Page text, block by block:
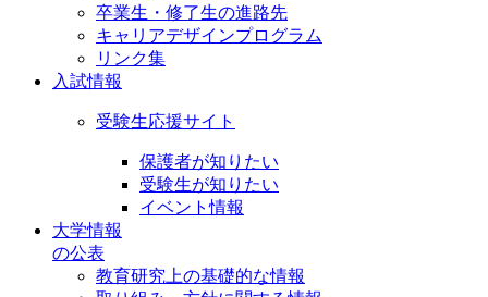
卒業生・修了生の進路先
キャリアデザインプログラム
リンク集
入試情報
受験生応援サイト
保護者が知りたい
受験生が知りたい
イベント情報
大学情報
の公表
教育研究上の基礎的な情報